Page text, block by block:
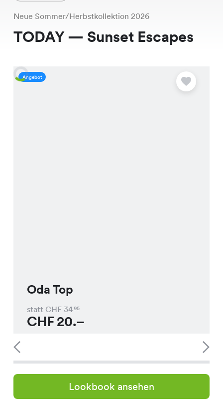
Neue Sommer/Herbstkollektion 2026
TODAY — Sunset Escapes
Angebot
Oda Top
statt CHF 3495
CHF20.–
Lookbook ansehen